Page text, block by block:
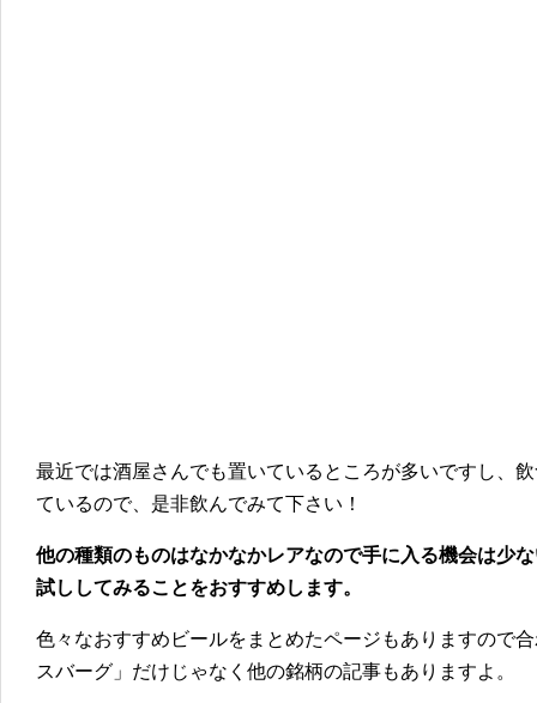
最近では酒屋さんでも置いているところが多いですし、
ているので、是非飲んでみて下さい！
他の種類のものはなかなかレアなので手に入る機会は少
試ししてみることをおすすめします。
色々なおすすめビールをまとめたページもありますので
スバーグ」だけじゃなく他の銘柄の記事もありますよ。